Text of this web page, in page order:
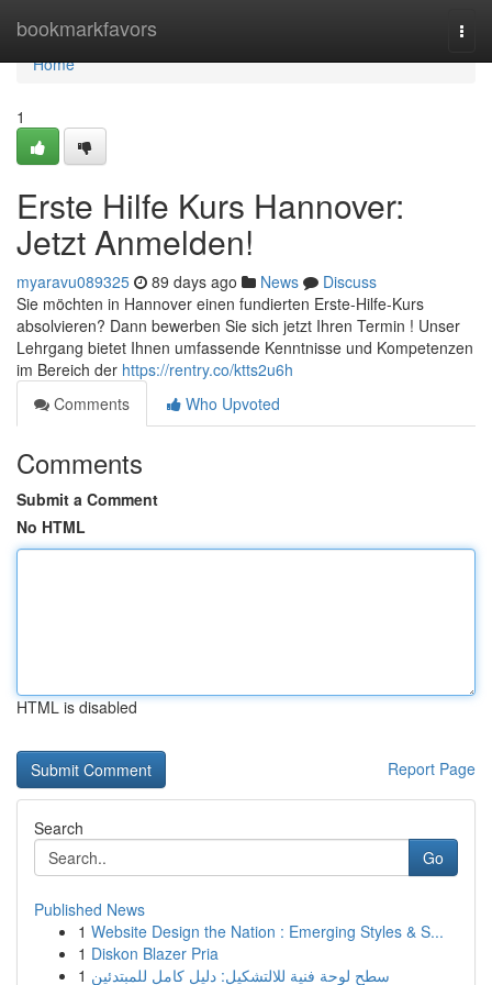
bookmarkfavors
Home
Home
1
Erste Hilfe Kurs Hannover:
Jetzt Anmelden!
myaravu089325 89 days ago News
Discuss
Sie möchten in Hannover einen fundierten Erste-Hilfe-Kurs
absolvieren? Dann bewerben Sie sich jetzt Ihren Termin ! Unser
Lehrgang bietet Ihnen umfassende Kenntnisse und Kompetenzen
im Bereich der https://rentry.co/ktts2u6h
Comments
Who Upvoted
Comments
Submit a Comment
No HTML
HTML is disabled
Report Page
Search
Go
Published News
1 Website Design the Nation : Emerging Styles & S...
1 Diskon Blazer Pria
1 سطح لوحة فنية للالتشكيل: دليل كامل للمبتدئين